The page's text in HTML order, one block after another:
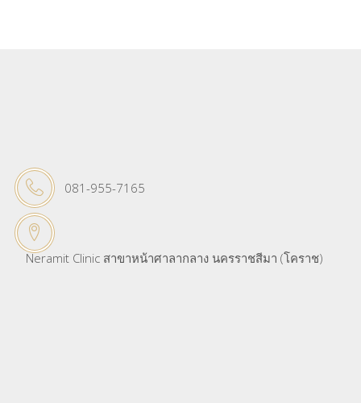
081-955-7165
Neramit Clinic สาขาหน้าศาลากลาง นครราชสีมา (โคราช)